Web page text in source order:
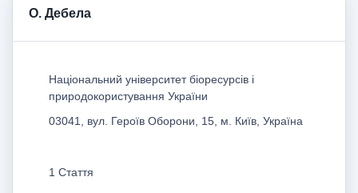
О. Дебела
Національний університет біоресурсів і
природокористування України
03041, вул. Героїв Оборони, 15, м. Київ, Україна
1 Стаття